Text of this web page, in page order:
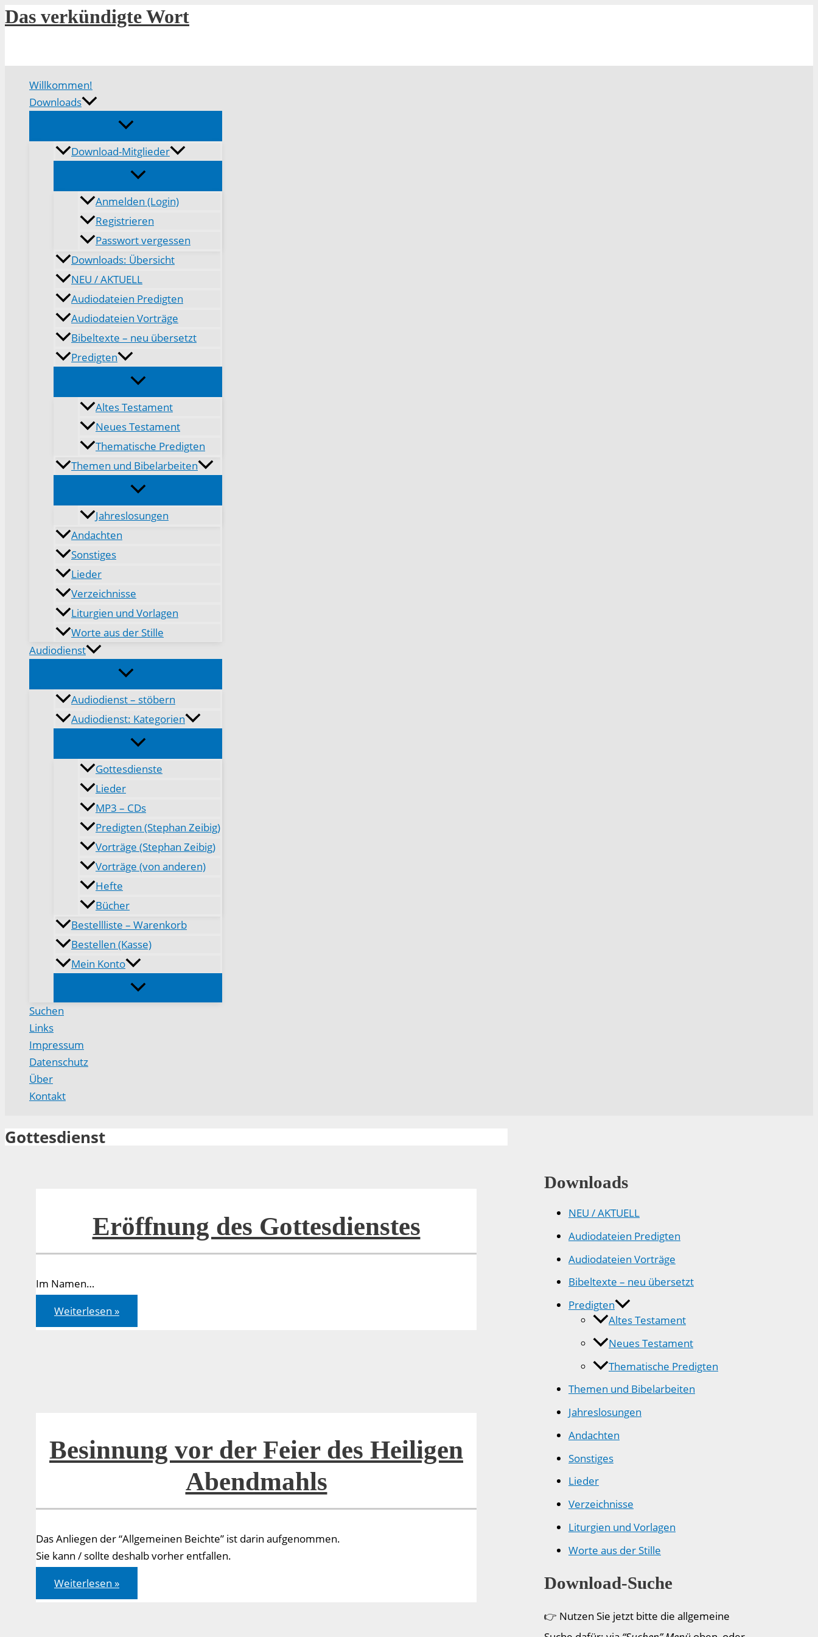
Zum
Inhalt
Das verkündigte Wort
Willkommen!
Downloads
Download-Mitglieder
Anmelden (Login)
Registrieren
Passwort vergessen
Downloads: Übersicht
NEU / AKTUELL
Audiodateien Predigten
Audiodateien Vorträge
Bibeltexte – neu übersetzt
Predigten
Altes Testament
Neues Testament
Thematische Predigten
Themen und Bibelarbeiten
Jahreslosungen
Andachten
Sonstiges
Lieder
Verzeichnisse
Liturgien und Vorlagen
Worte aus der Stille
Audiodienst
Audiodienst – stöbern
Audiodienst: Kategorien
Gottesdienste
Lieder
MP3 – CDs
Predigten (Stephan Zeibig)
Vorträge (Stephan Zeibig)
Vorträge (von anderen)
Hefte
Bücher
Bestellliste – Warenkorb
Bestellen (Kasse)
Mein Konto
Suchen
Links
Impressum
Datenschutz
Über
Kontakt
Gottesdienst
Eröffnung des Gottesdienstes
Im Namen…
Eröffnung
des
Gottesdienstes
Weiterlesen »
Besinnung vor der Feier des Heiligen
Abendmahls
Das Anliegen der “Allgemeinen Beichte” ist darin aufgenommen.
Sie kann / sollte deshalb vorher entfallen.
Besinnung
vor
der
Weiterlesen »
Downloads
NEU / AKTUELL
Audiodateien Predigten
Audiodateien Vorträge
Bibeltexte – neu übersetzt
Predigten
Altes Testament
Neues Testament
Thematische Predigten
Themen und Bibelarbeiten
Jahreslosungen
Andachten
Sonstiges
Lieder
Verzeichnisse
Liturgien und Vorlagen
Worte aus der Stille
Download-Suche
👉 Nutzen Sie jetzt bitte die allgemeine